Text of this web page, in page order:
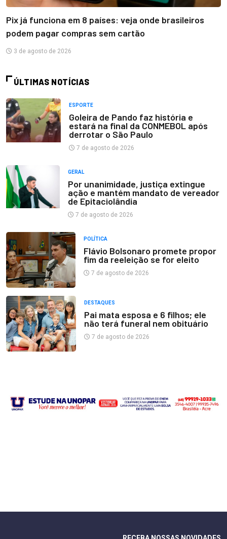
Pix já funciona em 8 países: veja onde brasileiros
podem pagar compras sem cartão
3 de agosto de 2026
ÚLTIMAS NOTÍCIAS
ESPORTE
Goleira de Pando faz história e
estará na final da CONMEBOL após
derrotar o São Paulo
7 de agosto de 2026
GERAL
Por unanimidade, justiça extingue
ação e mantém mandato de vereador
de Epitaciolândia
7 de agosto de 2026
POLÍTICA
Flávio Bolsonaro promete propor
fim da reeleição se for eleito
7 de agosto de 2026
DESTAQUES
Pai mata esposa e 6 filhos; ele
não terá funeral nem obituário
7 de agosto de 2026